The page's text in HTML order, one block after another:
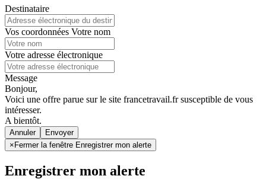
Destinataire
Vos coordonnées Votre nom
Votre adresse électronique
Message
Bonjour,
Voici une offre parue sur le site francetravail.fr susceptible de vous
intéresser.
A bientôt.
Annuler
× Fermer la fenêtre Enregistrer mon alerte
Enregistrer mon alerte